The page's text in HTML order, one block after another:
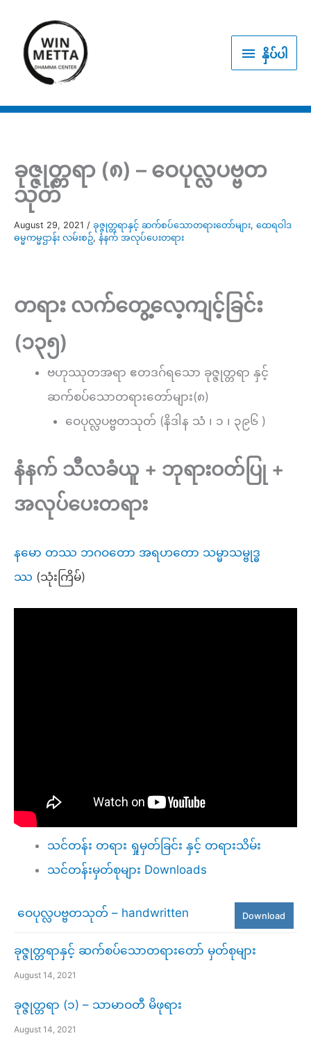
content
နှိပ် နှိပ်ပါ
ခုဇ္ဇုတ္တရာ (၈) – ဝေပုလ္လပဗ္ဗတ
သုတ်
August 29, 2021 / ခုဇ္ဇုတ္တရာနှင့် ဆက်စပ်သောတရားတော်များ, ထေရဝါဒ
ဓမ္မကမ္မဌာန်း လမ်းစဥ်, နံနက် အလုပ်ပေးတရား
တရား လက်တွေ့လေ့ကျင့်ခြင်း
(၁၃၅)
ဗဟုဿုတအရာ ဧတဒဂ်ရသော ခုဇ္ဇုတ္တရာ နှင့်
ဆက်စပ်သောတရားတော်များ(၈)
ဝေပုလ္လပဗ္ဗတသုတ် (နိဒါန သံ ၊ ၁ ၊ ၃၉၆ )
နံနက် သီလခံယူ + ဘုရားဝတ်ပြု +
အလုပ်ပေးတရား
နမော တဿ ဘဂဝတော အရဟတော သမ္မာသမ္ဗုဒ္ဓ
ဿ (သုံးကြိမ်)
သင်တန်း တရား ရှုမှတ်ခြင်း နှင့် တရားသိမ်း
သင်တန်းမှတ်စုများ Downloads
ဝေပုလ္လပဗ္ဗတသုတ် – handwritten Download
ခုဇ္ဇုတ္တရာနှင့် ဆက်စပ်သောတရားတော် မှတ်စုများ
August 14, 2021
ခုဇ္ဇုတ္တရာ (၁) – သာမာဝတီ မိဖုရား
August 14, 2021